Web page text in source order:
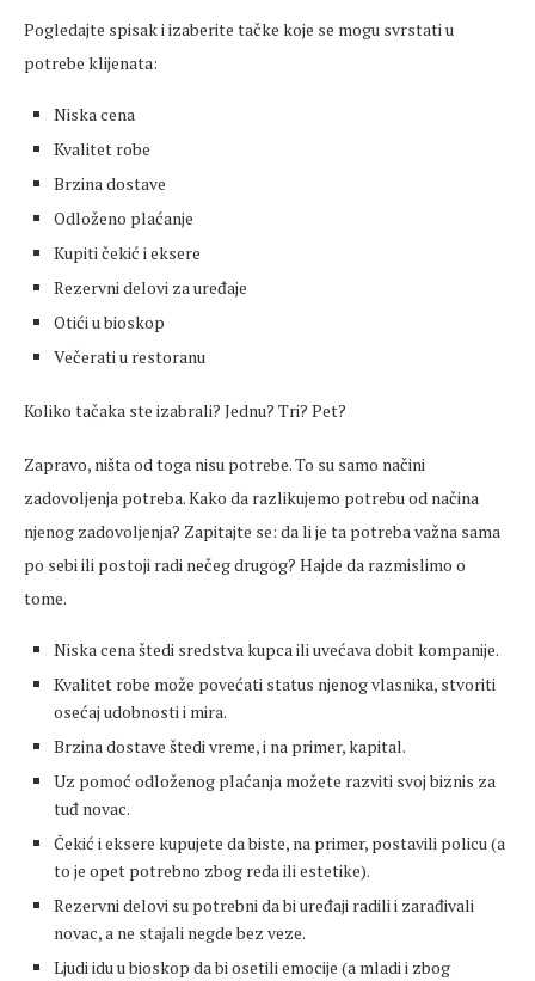
Pogledajte spisak i izaberite tačke koje se mogu svrstati u
potrebe klijenata:
Niska cena
Kvalitet robe
Brzina dostave
Odloženo plaćanje
Kupiti čekić i eksere
Rezervni delovi za uređaje
Otići u bioskop
Večerati u restoranu
Koliko tačaka ste izabrali? Jednu? Tri? Pet?
Zapravo, ništa od toga nisu potrebe. To su samo načini
zadovoljenja potreba. Kako da razlikujemo potrebu od načina
njenog zadovoljenja? Zapitajte se: da li je ta potreba važna sama
po sebi ili postoji radi nečeg drugog? Hajde da razmislimo o
tome.
Niska cena štedi sredstva kupca ili uvećava dobit kompanije.
Kvalitet robe može povećati status njenog vlasnika, stvoriti
osećaj udobnosti i mira.
Brzina dostave štedi vreme, i na primer, kapital.
Uz pomoć odloženog plaćanja možete razviti svoj biznis za
tuđ novac.
Čekić i eksere kupujete da biste, na primer, postavili policu (a
to je opet potrebno zbog reda ili estetike).
Rezervni delovi su potrebni da bi uređaji radili i zarađivali
novac, a ne stajali negde bez veze.
Ljudi idu u bioskop da bi osetili emocije (a mladi i zbog